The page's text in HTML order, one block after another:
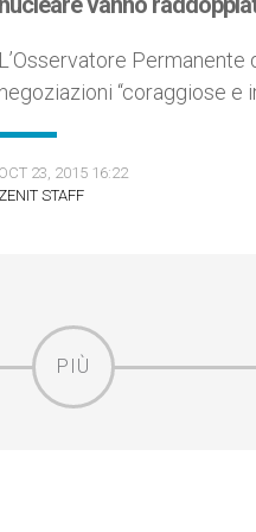
Permanente
“coraggiose e
23, 2015 16:22
STAFF
PIÙ